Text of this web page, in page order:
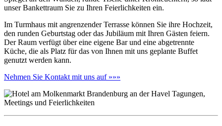
unser Bankettraum Sie zu Ihren Feierlichkeiten ein.
Im Turmhaus mit angrenzender Terrasse können Sie ihre Hochzeit,
den runden Geburtstag oder das Jubiläum mit Ihren Gästen feiern.
Der Raum verfügt über eine eigene Bar und eine abgetrennte
Küche, die als Platz für das von Ihnen mit uns geplante Buffet
genutzt werden kann.
Nehmen Sie Kontakt mit uns auf »»»